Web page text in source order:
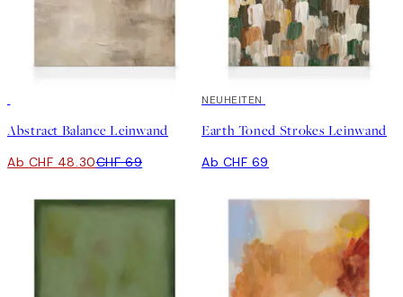
Abstract Balance Leinwand
Ab CHF 48.30CHF 69
NEUHEITEN
Earth Toned Strokes Leinwand
Ab CHF 69